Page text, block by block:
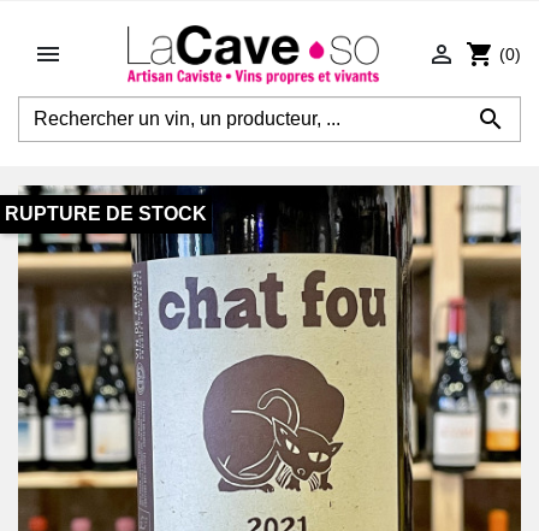


 shopping_cart (0)
RUPTURE DE STOCK